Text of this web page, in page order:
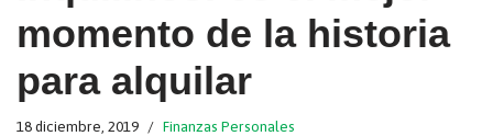
momento de la historia
para alquilar
18 diciembre, 2019 Finanzas Personales